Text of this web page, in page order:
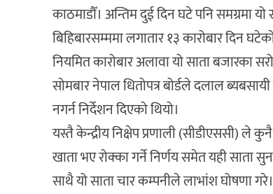
काठमाडौँ। अन्तिम दुई दिन घटे पनि समग्रमा
बिहिबारसम्ममा लगातार १३ कारोबार दिन
नियमित कारोबार अलावा यो साता बजारका
सोमबार नेपाल धितोपत्र बोर्डले दलाल
नगर्न निर्देशन दिएको थियो।
यस्तै केन्द्रीय निक्षेप प्रणाली (सीडीएससी) ले
खाता भए रोक्का गर्ने निर्णय समेत यही साता
साथै यो साता चार कम्पनीले लाभांश घोषणा